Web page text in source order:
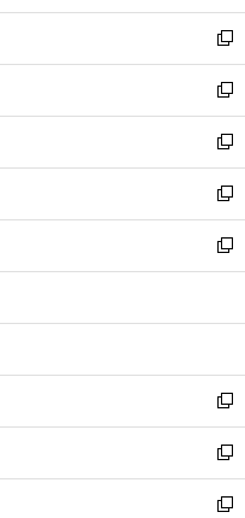
開
く
ウ
で
開
く
ン
ド
ウ
で
開
く
ウ
ィ
ン
ド
ウ
で
開
く
新
し
い
ウ
ィ
ン
ド
ウ
で
開
新
し
い
ウ
ィ
ン
ド
ウ
開
新
し
い
ウ
ィ
ン
ウ
開
く
新
し
い
ウ
ン
ウ
で
開
く
新
し
ウ
ン
ド
ウ
で
開
く
新
し
い
ウ
ィ
新
し
い
新